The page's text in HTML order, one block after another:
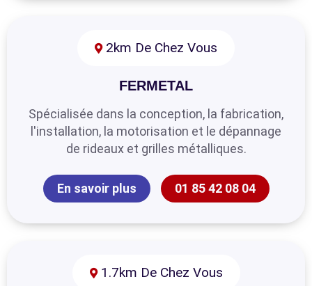
2km De Chez Vous
FERMETAL
Spécialisée dans la conception, la fabrication,
l'installation, la motorisation et le dépannage
de rideaux et grilles métalliques.
En savoir plus 01 85 42 08 04
1.7km De Chez Vous